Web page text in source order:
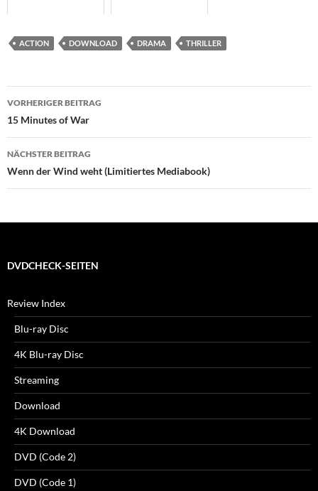
ACTION DOWNLOAD DRAMA THRILLER
Beitragsnavigation
VORHERIGER BEITRAG
15 Minutes of War
NÄCHSTER BEITRAG
Wenn der Wind weht (Limitiertes Mediabook)
DVDCHECK-SEITEN
Review Index
Blu-ray Disc
4K Blu-ray Disc
Streaming
Download
4K Download
DVD (Code 2)
DVD (Code 1)